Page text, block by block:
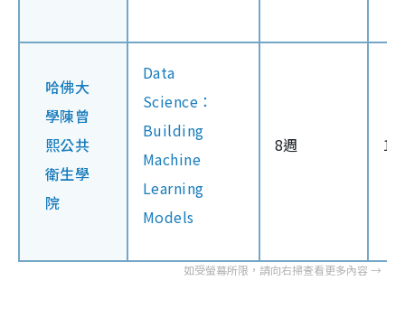
哈佛大
學陳曾
熙公共
衛生學
院
Data
Science：
Building
Machine
Learning
Models
8週